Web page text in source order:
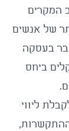
המקרים
של אנשים
בעסקה
ביחס
ליווי